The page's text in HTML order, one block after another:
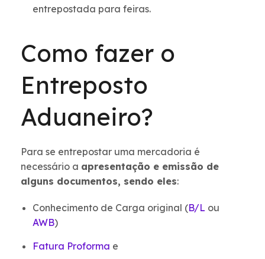
entrepostada para feiras.
Como fazer o
Entreposto
Aduaneiro?
Para se entrepostar uma mercadoria é
necessário a apresentação e emissão de
alguns documentos, sendo eles:
Conhecimento de Carga original (B/L ou
AWB)
Fatura Proforma e